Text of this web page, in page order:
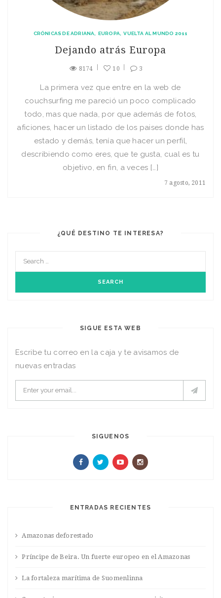
CRÓNICAS DE ADRIANA EUROPA VUELTA AL MUNDO 2011
Dejando atrás Europa
8174 10 3
7 agosto, 2011
La primera vez que entre en la web de
couchsurfing me pareció un poco complicado
todo, mas que nada, por que además de fotos,
aficiones, hacer un listado de los paises donde has
estado y demás, tenía que hacer un perfil,
describiendo como eres, que te gusta, cual es tu
objetivo, en fin, a veces […]
¿QUÉ DESTINO TE INTERESA?
SIGUE ESTA WEB
Escribe tu correo en la caja y te avisamos de
nuevas entradas
SIGUENOS
ENTRADAS RECIENTES
Amazonas deforestado
Príncipe de Beira. Un fuerte europeo en el Amazonas
La fortaleza marítima de Suomenlinna